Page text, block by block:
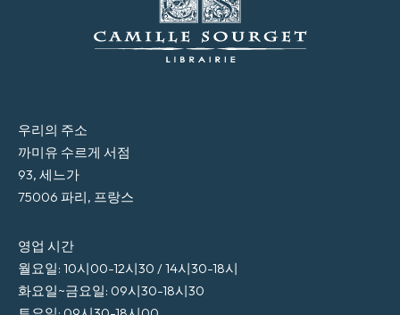
우리의 주소
까미유 수르게 서점
93, 세느가
75006 파리, 프랑스
영업 시간
월요일: 10시00-12시30 / 14시30-18시
화요일~금요일: 09시30-18시30